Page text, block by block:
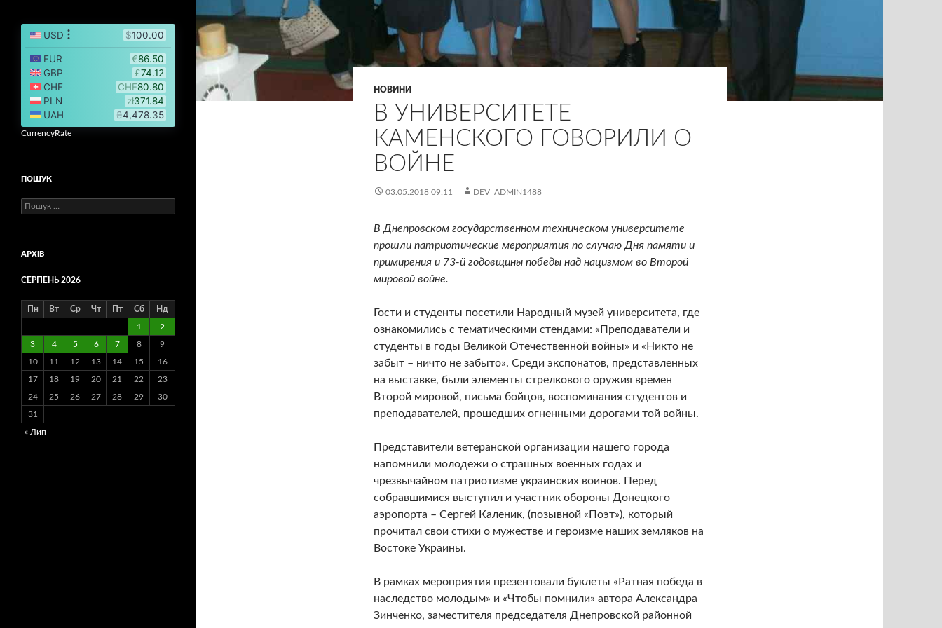
НОВИНИ
В УНИВЕРСИТЕТЕ
КАМЕНСКОГО ГОВОРИЛИ О
ВОЙНЕ
03.05.2018 09:11 DEV_ADMIN1488
В Днепровском государственном техническом университете
прошли патриотические мероприятия по случаю Дня памяти и
примирения и 73-й годовщины победы над нацизмом во Второй
мировой войне.
Гости и студенты посетили Народный музей университета, где
ознакомились с тематическими стендами: «Преподаватели и
студенты в годы Великой Отечественной войны» и «Никто не
забыт – ничто не забыто». Среди экспонатов, представленных
на выставке, были элементы стрелкового оружия времен
Второй мировой, письма бойцов, воспоминания студентов и
преподавателей, прошедших огненными дорогами той войны.
Представители ветеранской организации нашего города
напомнили молодежи о страшных военных годах и
чрезвычайном патриотизме украинских воинов. Перед
собравшимися выступил и участник обороны Донецкого
аэропорта – Сергей Каленик, (позывной «Поэт»), который
прочитал свои стихи о мужестве и героизме наших земляков на
Востоке Украины.
В рамках мероприятия презентовали буклеты «Ратная победа в
наследство молодым» и «Чтобы помнили» автора Александра
Зинченко, заместителя председателя Днепровской районной
CurrencyRate
ПОШУК
Пошук:
АРХІВ
СЕРПЕНЬ 2026
Пн Вт Ср Чт Пт Сб Нд
1 2
3 4 5 6 7 8 9
10 11 12 13 14 15 16
17 18 19 20 21 22 23
24 25 26 27 28 29 30
31
« Лип